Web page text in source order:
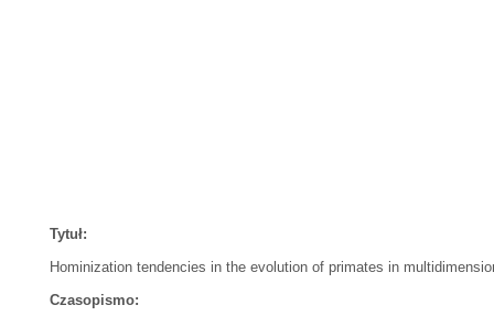
Tytuł:
Hominization tendencies in the evolution of primates in
Czasopismo: